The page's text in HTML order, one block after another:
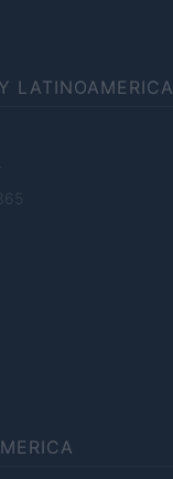
LATINOAMERICA